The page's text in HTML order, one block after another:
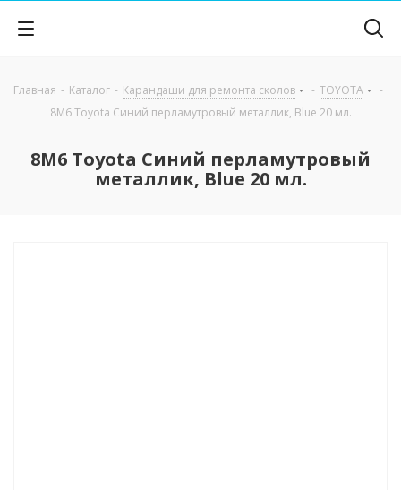
Главная - Каталог - Карандаши для ремонта сколов - TOYOTA
-
8M6 Toyota Синий перламутровый металлик, Blue 20 мл.
8M6 Toyota Синий перламутровый
металлик, Blue 20 мл.